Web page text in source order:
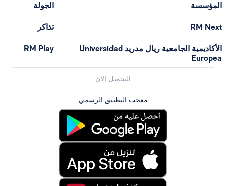
المؤسسة
RM Next
الأكاديمية الجامعية ريال مدريد Universidad
Europea
الجولة
تذاكر
RM Play
التحميل الان
معجب التطبيق الرسمي